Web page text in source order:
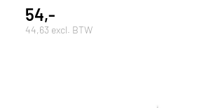
54,-
44,63 excl. BTW